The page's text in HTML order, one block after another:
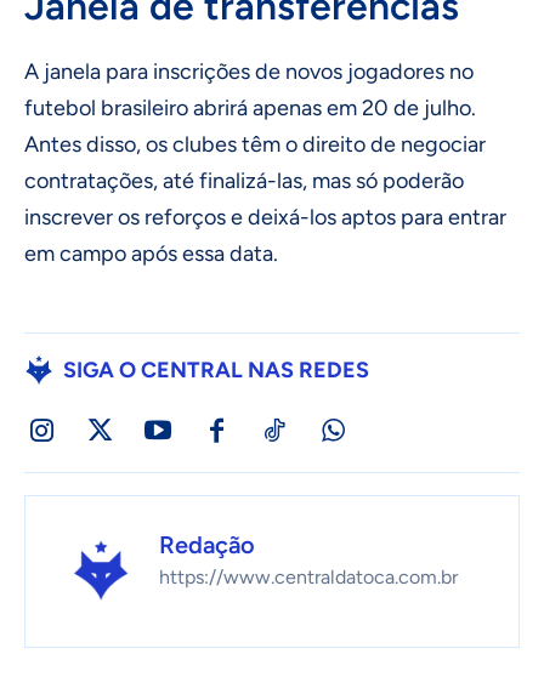
A janela para inscrições de novos jogadores no
futebol brasileiro abrirá apenas em 20 de julho.
Antes disso, os clubes têm o direito de negociar
contratações, até finalizá-las, mas só poderão
inscrever os reforços e deixá-los aptos para entrar
em campo após essa data.
SIGA O CENTRAL NAS REDES
Redação
https://www.centraldatoca.com.br